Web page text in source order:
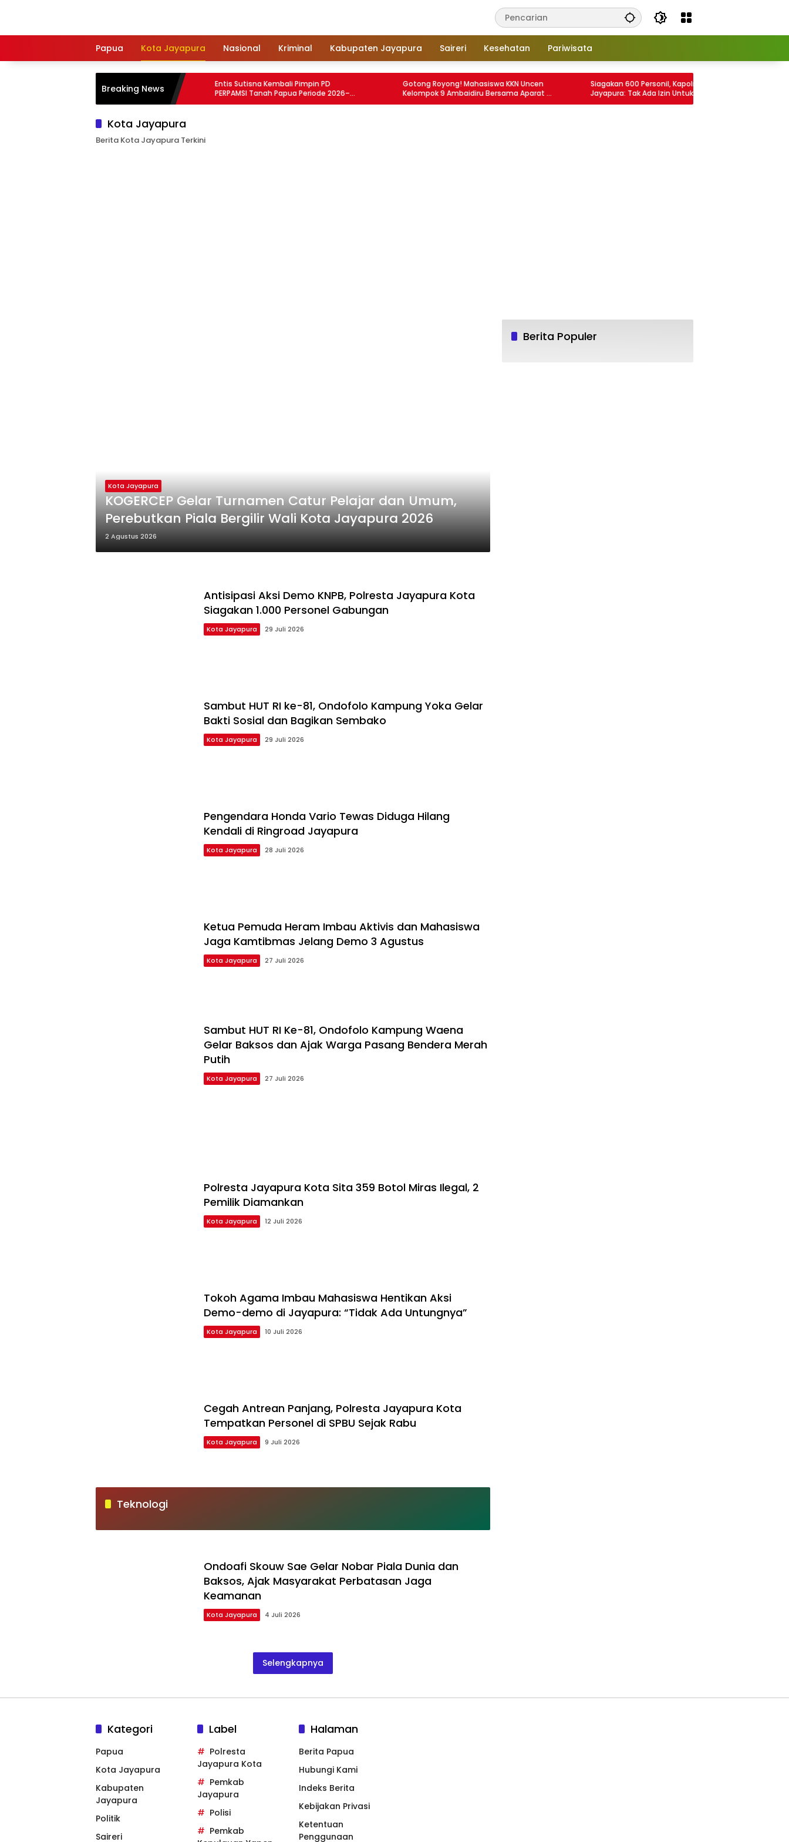
Papua
Kota Jayapura Nasional Kriminal Kabupaten Jayapura Saireri Kesehatan Pariwisata
Breaking News
Gelar Turnamen Catur Pelajar
Umum, Perebutkan Piala Bergilir Wali
Entis Sutisna Kembali Pimpin PD
PERPAMSI Tanah Papua Periode 2026–
2030, Siap Perkuat Layanan Air Minum
Gotong Royong! Mahasiswa KKN Uncen
Kelompok 9 Ambaidiru Bersama Aparat 4
Kampung Tanam Kopi di Kebun Jemaat
Siagakan 600 Personil, Kapolres
Jayapura: Tak Ada Izin Untuk Aksi Demo
KNPB 3 Agustus
Kota Jayapura
Berita Kota Jayapura Terkini
Kota Jayapura
KOGERCEP Gelar Turnamen Catur Pelajar dan Umum,
Perebutkan Piala Bergilir Wali Kota Jayapura 2026
2 Agustus 2026
Antisipasi Aksi Demo KNPB, Polresta Jayapura Kota
Siagakan 1.000 Personel Gabungan
Kota Jayapura 29 Juli 2026
Sambut HUT RI ke-81, Ondofolo Kampung Yoka Gelar
Bakti Sosial dan Bagikan Sembako
Kota Jayapura 29 Juli 2026
Pengendara Honda Vario Tewas Diduga Hilang
Kendali di Ringroad Jayapura
Kota Jayapura 28 Juli 2026
Ketua Pemuda Heram Imbau Aktivis dan Mahasiswa
Jaga Kamtibmas Jelang Demo 3 Agustus
Kota Jayapura 27 Juli 2026
Sambut HUT RI Ke-81, Ondofolo Kampung Waena
Gelar Baksos dan Ajak Warga Pasang Bendera Merah
Putih
Kota Jayapura 27 Juli 2026
Polresta Jayapura Kota Sita 359 Botol Miras Ilegal, 2
Pemilik Diamankan
Kota Jayapura 12 Juli 2026
Tokoh Agama Imbau Mahasiswa Hentikan Aksi
Demo-demo di Jayapura: “Tidak Ada Untungnya”
Kota Jayapura 10 Juli 2026
Cegah Antrean Panjang, Polresta Jayapura Kota
Tempatkan Personel di SPBU Sejak Rabu
Kota Jayapura 9 Juli 2026
Teknologi
Ondoafi Skouw Sae Gelar Nobar Piala Dunia dan
Baksos, Ajak Masyarakat Perbatasan Jaga
Keamanan
Kota Jayapura 4 Juli 2026
Selengkapnya
Berita Populer
Kategori
Papua
Kota Jayapura
Kabupaten
Jayapura
Politik
Saireri
Label
Polresta
Jayapura Kota
Pemkab
Jayapura
Polisi
Pemkab
Halaman
Berita Papua
Hubungi Kami
Indeks Berita
Kebijakan Privasi
Ketentuan
Penggunaan